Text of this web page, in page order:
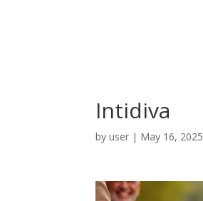
Intidiva
byuser | May 16, 2025